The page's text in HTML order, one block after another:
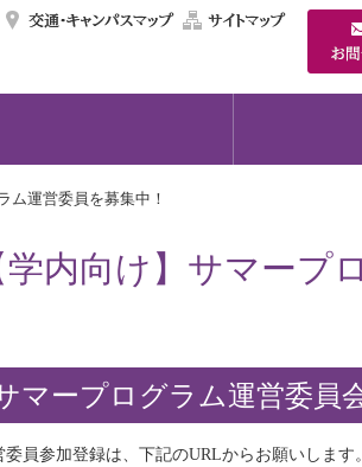
ム運営委員を募集中！
学内向け】サマープ
マープログラム運営委員
委員参加登録は、下記のURLからお願いします。